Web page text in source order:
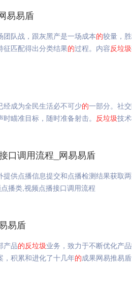
易易盾
团队战，跟灰黑产是一场成本的较量，
征匹配得出分类结果的过程。内容反垃圾
经成为全民生活必不可少的一部分。社
瞄准目标，随时准备射击。 反垃圾技
口调用流程_网易易盾
提供点播信息提交和点播检测结果获取
播类,视频点播接口调用流程
易盾
产品的反垃圾业务，致力于不断优化产
，积累和进化了十几年的成果网易推易